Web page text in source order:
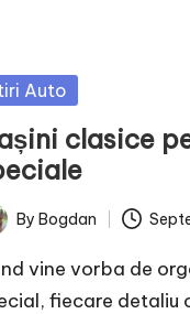
Auto
clasice
By Bogdan
vine vorba de
fiecare detaliu